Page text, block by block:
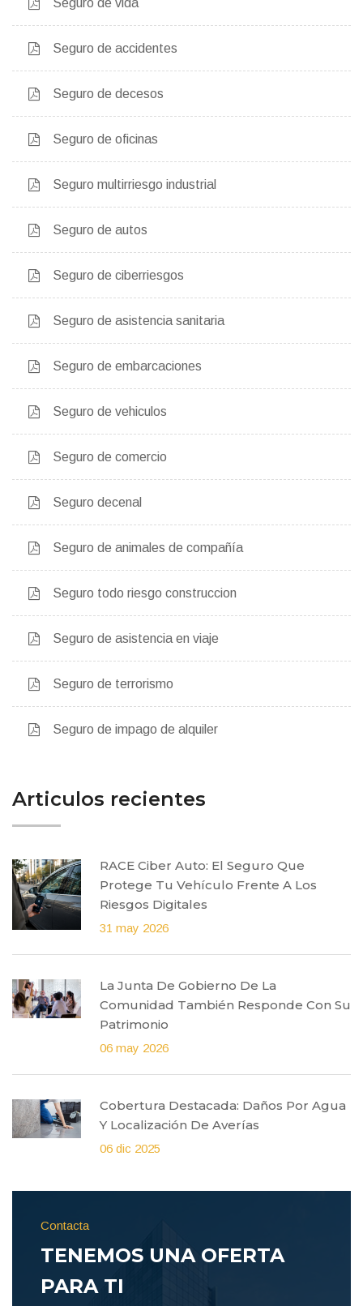
Seguro de vida
Seguro de accidentes
Seguro de decesos
Seguro de oficinas
Seguro multirriesgo industrial
Seguro de autos
Seguro de ciberriesgos
Seguro de asistencia sanitaria
Seguro de embarcaciones
Seguro de vehiculos
Seguro de comercio
Seguro decenal
Seguro de animales de compañía
Seguro todo riesgo construccion
Seguro de asistencia en viaje
Seguro de terrorismo
Seguro de impago de alquiler
Articulos recientes
RACE Ciber Auto: El Seguro Que
Protege Tu Vehículo Frente A Los
Riesgos Digitales
31 may 2026
La Junta De Gobierno De La
Comunidad También Responde Con Su
Patrimonio
06 may 2026
Cobertura Destacada: Daños Por Agua
Y Localización De Averías
06 dic 2025
Contacta
TENEMOS UNA OFERTA
PARA TI